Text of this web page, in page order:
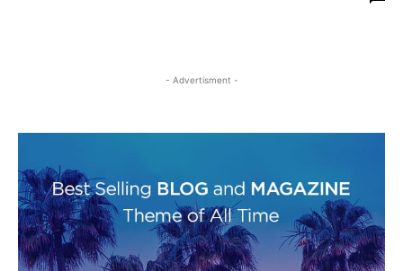
- Advertisment -